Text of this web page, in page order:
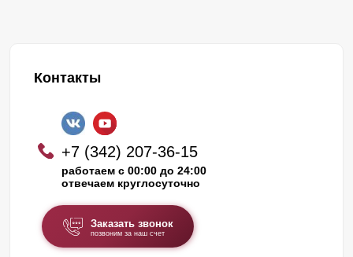
Контакты
+7 (342) 207-36-15
работаем с 00:00 до 24:00
отвечаем круглосуточно
Заказать звонок
позвоним за наш счет